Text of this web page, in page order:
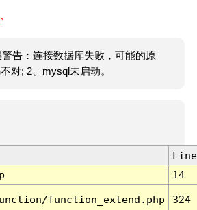
告：连接数据库失败，可能的原
对; 2、mysql未启动。
Line
14
function_extend.php 324